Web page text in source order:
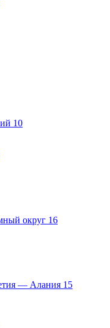
10
округ 16
— Алания 15